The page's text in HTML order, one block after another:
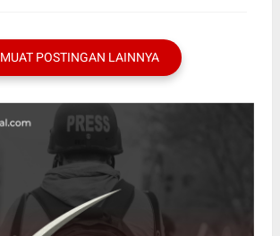
MUAT POSTINGAN LAINNYA